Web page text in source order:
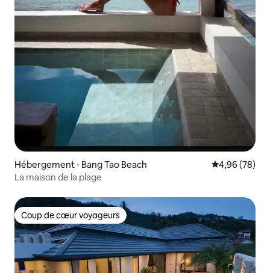
Hébergement ⋅ Bang Tao Beach Évaluation
4,96 (78)
La maison de la plage
Coup de cœur voyageurs
Coup de cœur voyageurs